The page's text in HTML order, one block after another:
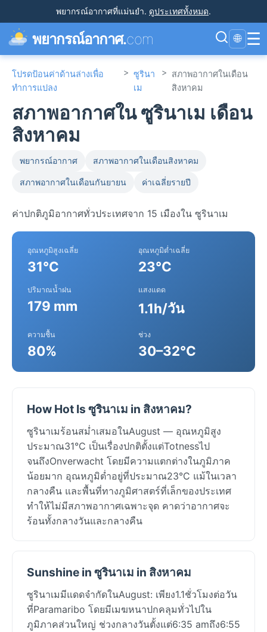
พยากรณ์อากาศที่แม่นยำ. ดูประเทศทั้งหมด.
พยากรณ์อากาศ.com 🌐 ☰
โปรดป้อนค่าด้านล่างเพื่อ
ทำการแปลง
> ซูรินา
เม
> สภาพอากาศในเดือน
สิงหาคม
สภาพอากาศใน ซูรินาเม เดือน
สิงหาคม
พยากรณ์อากาศ สภาพอากาศในเดือนสิงหาคม
สภาพอากาศในเดือนกันยายน ค่าเฉลี่ยรายปี
ค่าปกติภูมิอากาศทั่วประเทศจาก 15 เมืองใน ซูรินาเม
อุณหภูมิสูงเฉลี่ย
31°C
อุณหภูมิต่ำเฉลี่ย
23°C
ปริมาณน้ำฝน
179 mm
แสงแดด
1.1h/วัน
ความชื้น
80%
ช่วง
30–32°C
How Hot Is ซูรินาเม in สิงหาคม?
ซูรินาเมร้อนสม่ำเสมอในAugust — อุณหภูมิสูง
ประมาณ31°C เป็นเรื่องปกติตั้งแต่Totnessไป
จนถึงOnverwacht โดยมีความแตกต่างในภูมิภาค
น้อยมาก อุณหภูมิต่ำอยู่ที่ประมาณ23°C แม้ในเวลา
กลางคืน และพื้นที่ทางภูมิศาสตร์ที่เล็กของประเทศ
ทำให้ไม่มีสภาพอากาศเฉพาะจุด คาดว่าอากาศจะ
ร้อนทั้งกลางวันและกลางคืน
Sunshine in ซูรินาเม in สิงหาคม
ซูรินาเมมีแดดจำกัดในAugust: เพียง1.1ชั่วโมงต่อวัน
ที่Paramaribo โดยมีเมฆหนาปกคลุมทั่วไปใน
ภูมิภาคส่วนใหญ่ ช่วงกลางวันตั้งแต่6:35 amถึง6:55